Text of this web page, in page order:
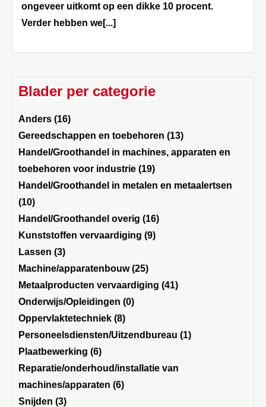
ongeveer uitkomt op een dikke 10 procent.
Verder hebben we[...]
Blader per categorie
Anders (16)
Gereedschappen en toebehoren (13)
Handel/Groothandel in machines, apparaten en
toebehoren voor industrie (19)
Handel/Groothandel in metalen en metaalertsen
(10)
Handel/Groothandel overig (16)
Kunststoffen vervaardiging (9)
Lassen (3)
Machine/apparatenbouw (25)
Metaalproducten vervaardiging (41)
Onderwijs/Opleidingen (0)
Oppervlaktetechniek (8)
Personeelsdiensten/Uitzendbureau (1)
Plaatbewerking (6)
Reparatie/onderhoud/installatie van
machines/apparaten (6)
Snijden (3)